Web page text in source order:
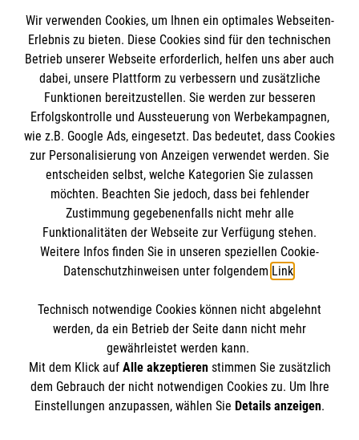
Empfänger: Malteser Hilfsdienst e.V.
IBAN: DE10 3706 0120 1201 2000 12
BIC: GENODED 1PA7
Newsletter abonnieren
Cookies verwalten|AGB|Impressum|Datenschutz
Barrierefreiheit |Kontakt| Sharepoint|Mediathek
Wir verwenden Cookies, um Ihnen ein optimales Webseiten-
Erlebnis zu bieten. Diese Cookies sind für den technischen
Betrieb unserer Webseite erforderlich, helfen uns aber auch
dabei, unsere Plattform zu verbessern und zusätzliche
Funktionen bereitzustellen. Sie werden zur besseren
Erfolgskontrolle und Aussteuerung von Werbekampagnen,
wie z.B. Google Ads, eingesetzt. Das bedeutet, dass Cookies
zur Personalisierung von Anzeigen verwendet werden. Sie
entscheiden selbst, welche Kategorien Sie zulassen
möchten. Beachten Sie jedoch, dass bei fehlender
Zustimmung gegebenenfalls nicht mehr alle
Funktionalitäten der Webseite zur Verfügung stehen.
Weitere Infos finden Sie in unseren speziellen Cookie-
Datenschutzhinweisen unter folgendem Link.
Technisch notwendige Cookies können nicht abgelehnt
werden, da ein Betrieb der Seite dann nicht mehr
gewährleistet werden kann.
Mit dem Klick auf Alle akzeptierenstimmen Sie zusätzlich
dem Gebrauch der nicht notwendigen Cookies zu. Um Ihre
Einstellungen anzupassen, wählen Sie Details anzeigen.